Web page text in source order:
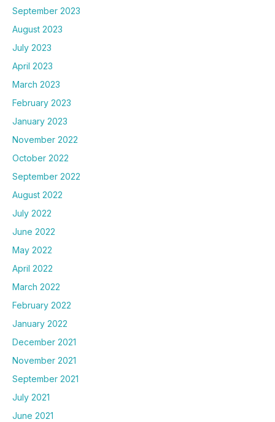
September 2023
August 2023
July 2023
April 2023
March 2023
February 2023
January 2023
November 2022
October 2022
September 2022
August 2022
July 2022
June 2022
May 2022
April 2022
March 2022
February 2022
January 2022
December 2021
November 2021
September 2021
July 2021
June 2021